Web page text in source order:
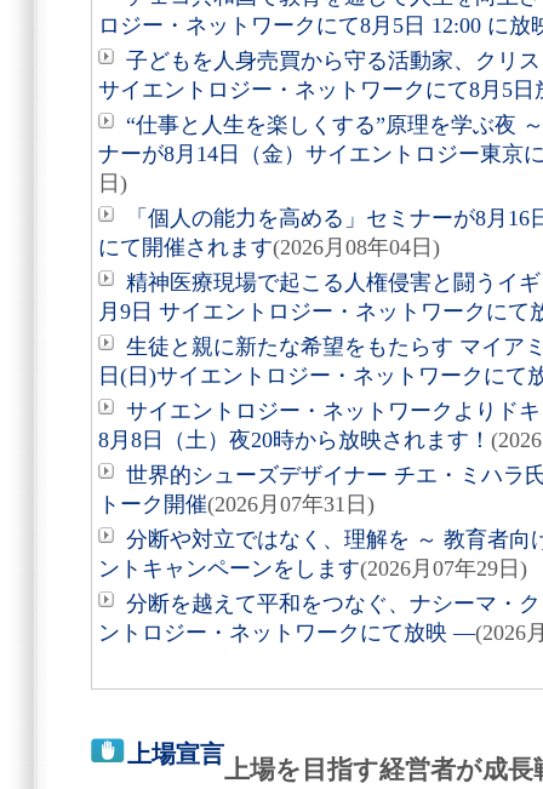
ロジー・ネットワークにて8月5日 12:00 に放
子どもを人身売買から守る活動家、クリ
サイエントロジー・ネットワークにて8月5
“仕事と人生を楽しくする”原理を学ぶ夜
ナーが8月14日（金）サイエントロジー東京
日)
「個人の能力を高める」セミナーが8月
にて開催されます(2026月08年04日)
精神医療現場で起こる人権侵害と闘うイ
月9日 サイエントロジー・ネットワークにて
生徒と親に新たな希望をもたらす マイア
日(日)サイエントロジー・ネットワークにて
サイエントロジー・ネットワークよりド
8月8日（土）夜20時から放映されます！
世界的シューズデザイナー チエ・ミハラ
トーク開催(2026月07年31日)
分断や対立ではなく、理解を ～ 教育者向
ントキャンペーンをします(2026月07年29日)
分断を越えて平和をつなぐ、ナシーマ・
ントロジー・ネットワークにて放映 ―(2026
上場宣言
上場を目指す経営者が成